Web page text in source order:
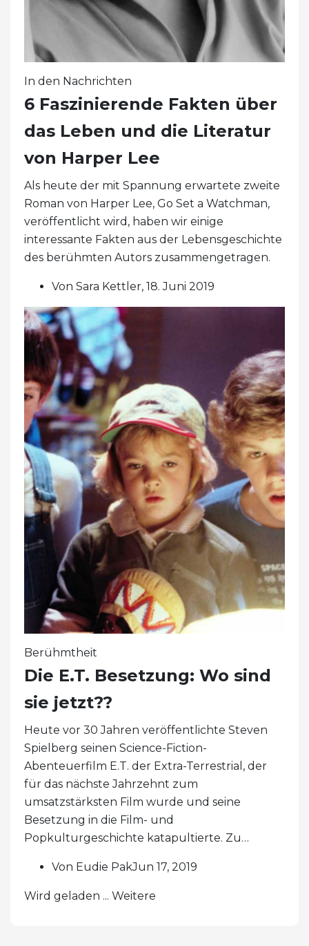
In den Nachrichten
6 Faszinierende Fakten über
das Leben und die Literatur
von Harper Lee
Als heute der mit Spannung erwartete zweite
Roman von Harper Lee, Go Set a Watchman,
veröffentlicht wird, haben wir einige
interessante Fakten aus der Lebensgeschichte
des berühmten Autors zusammengetragen.
Von Sara Kettler, 18. Juni 2019
Berühmtheit
Die E.T. Besetzung: Wo sind
sie jetzt??
Heute vor 30 Jahren veröffentlichte Steven
Spielberg seinen Science-Fiction-
Abenteuerfilm E.T. der Extra-Terrestrial, der
für das nächste Jahrzehnt zum
umsatzstärksten Film wurde und seine
Besetzung in die Film- und
Popkulturgeschichte katapultierte. Zu…
Von Eudie PakJun 17, 2019
Wird geladen ... Weitere